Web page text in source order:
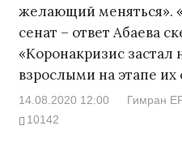
желающий меняться».
сенат – ответ Абаева
«Коронакризис
взрослыми на этапе
14.08.2020 12:00 Гимран
10142